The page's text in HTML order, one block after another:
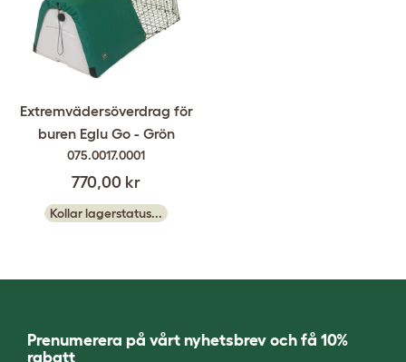
Extremvädersöverdrag för
buren Eglu Go - Grön
075.0017.0001
770,00 kr
Kollar lagerstatus...
Prenumerera på vårt nyhetsbrev och få 10%
rabatt